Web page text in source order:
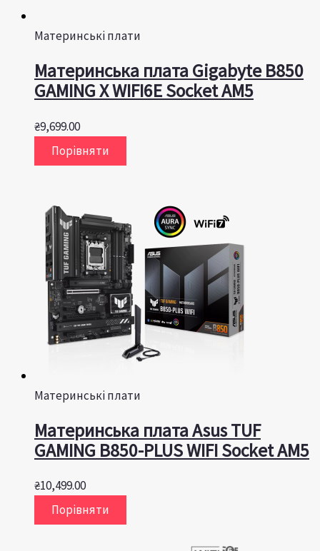
Материнські плати
Материнська плата Gigabyte B850
GAMING X WIFI6E Socket AM5
₴9,699.00
Порівняти
Материнські плати
Материнська плата Asus TUF
GAMING B850-PLUS WIFI Socket AM5
₴10,499.00
Порівняти